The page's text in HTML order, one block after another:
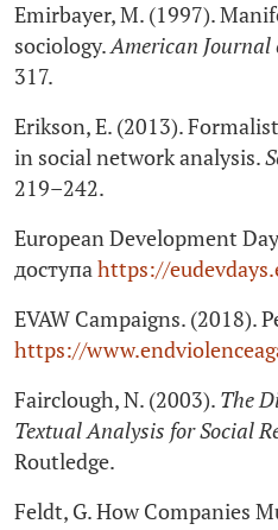
Emirbayer, M. (1997).
sociology.American Journal
317.
Erikson, E. (2013).
in social network analysis.
219–242.
European Development
доступаhttps://
EVAW Campaigns. (2018).
https://
Fairclough, N. (2003). The
Textual Analysis for Social
Routledge.
Feldt, G. How Companies